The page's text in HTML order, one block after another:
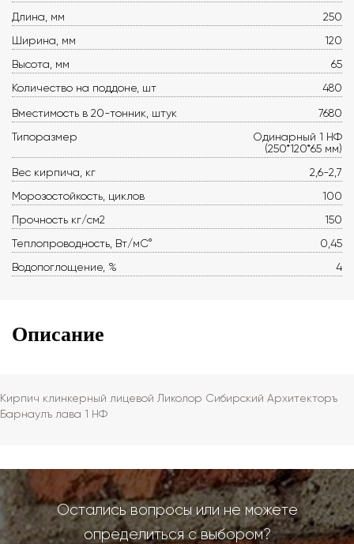
Длина, мм
250
Ширина, мм
120
Высота, мм
65
Количество на поддоне, шт
480
Вместимость в 20-тонник, штук
7680
Типоразмер
Одинарный 1 НФ
(250*120*65 мм)
Вес кирпича, кг
2,6-2,7
Морозостойкость, циклов
100
Прочность кг/см2
150
Теплопроводность, Вт/мС°
0,45
Водопоглощение, %
4
Описание
Кирпич клинкерный лицевой Ликолор Сибирский Архитекторъ
Барнаулъ лава 1 НФ
Остались вопросы или не можете
определиться с выбором?